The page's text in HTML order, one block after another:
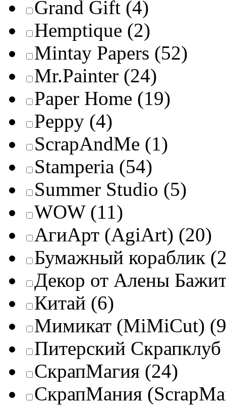
Grand Gift (4)
Hemptique (2)
Mintay Papers (52)
Mr.Painter (24)
Paper Home (19)
Peppy (4)
ScrapAndMe (1)
Stamperia (54)
Summer Studio (5)
WOW (11)
АгиАрт (AgiArt) (20)
Бумажный кораблик
Декор от Алены
Китай (6)
Мимикат (MiMiCut)
Питерский Скрапклуб
СкрапМагия (24)
СкрапМания